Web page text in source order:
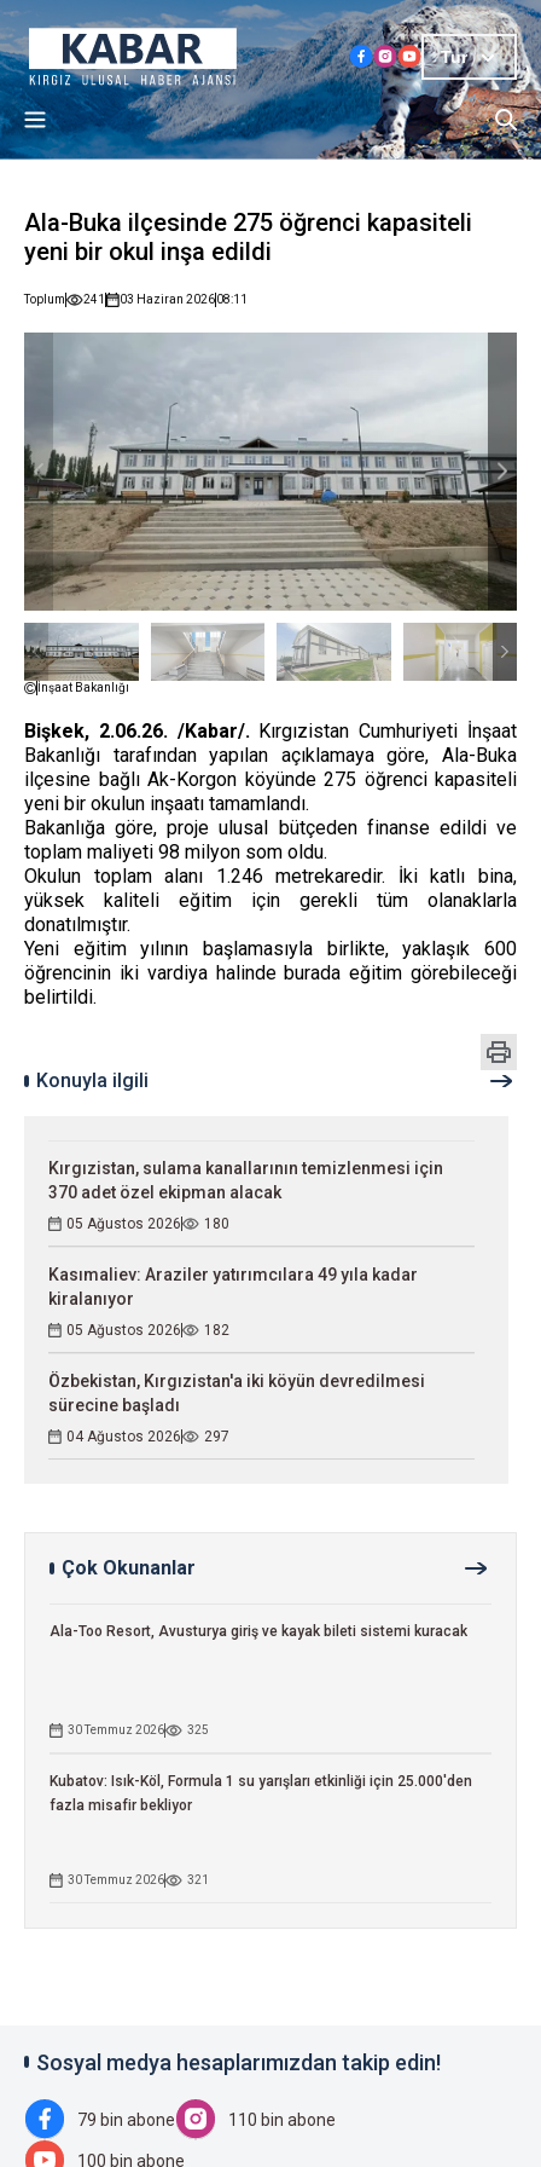
Tur
Ala-Buka ilçesinde 275 öğrenci kapasiteli
yeni bir okul inşa edildi
Toplum 241 03 Haziran 202608:11
İnşaat Bakanlığı
Bişkek, 2.06.26. /Kabar/. Kırgızistan Cumhuriyeti İnşaat
Bakanlığı tarafından yapılan açıklamaya göre, Ala-Buka
ilçesine bağlı Ak-Korgon köyünde 275 öğrenci kapasiteli
yeni bir okulun inşaatı tamamlandı.
Bakanlığa göre, proje ulusal bütçeden finanse edildi ve
toplam maliyeti 98 milyon som oldu.
Okulun toplam alanı 1.246 metrekaredir. İki katlı bina,
yüksek kaliteli eğitim için gerekli tüm olanaklarla
donatılmıştır.
Yeni eğitim yılının başlamasıyla birlikte, yaklaşık 600
öğrencinin iki vardiya halinde burada eğitim görebileceği
belirtildi.
Konuyla ilgili
Kırgızistan, sulama kanallarının temizlenmesi için
370 adet özel ekipman alacak
05 Ağustos 2026 180
Kasımaliev: Araziler yatırımcılara 49 yıla kadar
kiralanıyor
05 Ağustos 2026 182
Özbekistan, Kırgızistan'a iki köyün devredilmesi
sürecine başladı
04 Ağustos 2026 297
Çok Okunanlar
Ala-Too Resort, Avusturya giriş ve kayak bileti sistemi kuracak
30 Temmuz 2026 325
Kubatov: Isık-Köl, Formula 1 su yarışları etkinliği için 25.000'den
fazla misafir bekliyor
30 Temmuz 2026 321
Sosyal medya hesaplarımızdan takip edin!
79 bin abone 110 bin abone
100 bin abone